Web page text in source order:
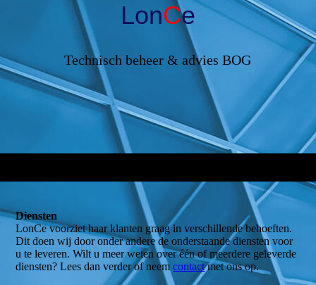
LonCe
Technisch beheer & advies BOG
Diensten
LonCe voorziet haar klanten graag in verschillende behoeften.
Dit doen wij door onder andere de onderstaande diensten voor
u te leveren. Wilt u meer weten over één of meerdere geleverde
diensten? Lees dan verder of neemcontactmet ons op.